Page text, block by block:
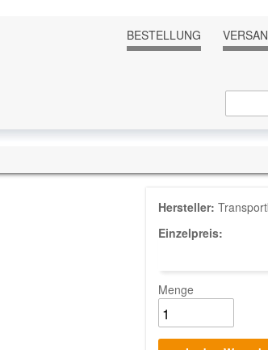
BESTELLUNG
Hersteller:
Einzelpreis:
Menge